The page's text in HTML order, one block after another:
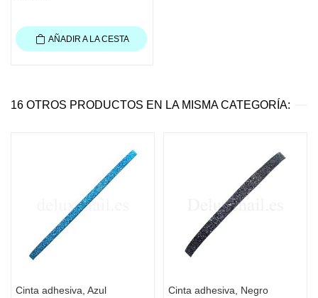
AÑADIR A LA CESTA
16 OTROS PRODUCTOS EN LA MISMA CATEGORÍA:
Cinta adhesiva, Azul
Cinta adhesiva, Negro